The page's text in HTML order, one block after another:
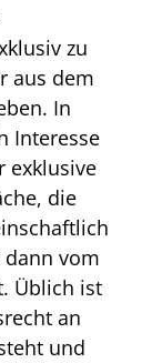
zu
aus dem
In
Interesse
exklusive
die
vom
. Üblich ist
an
und